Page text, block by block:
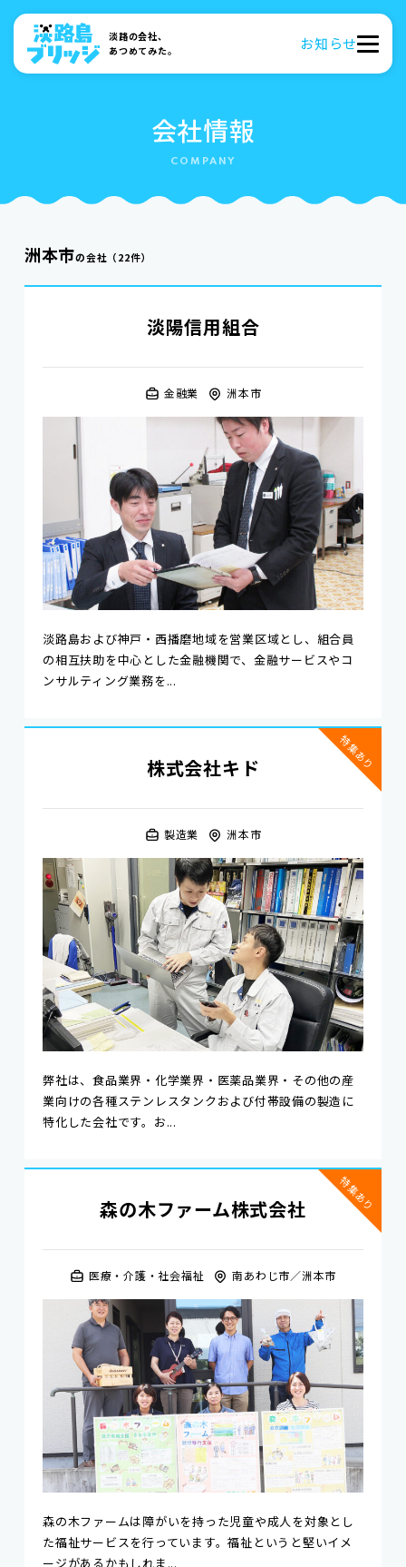
淡路の会社、
あつめてみた。
お知らせ
会社情報
洲本市の会社 （22件）
淡陽信用組合
金融業 洲本市
淡路島および神戸・西播磨地域を営業区域とし、組合員
の相互扶助を中心とした金融機関で、金融サービスやコ
ンサルティング業務を...
株式会社キド
製造業 洲本市
弊社は、食品業界・化学業界・医薬品業界・その他の産
業向けの各種ステンレスタンクおよび付帯設備の製造に
特化した会社です。お...
特集あり
森の木ファーム株式会社
医療・介護・社会福祉 南あわじ市 洲本市
森の木ファームは障がいを持った児童や成人を対象とし
た福祉サービスを行っています。福祉というと堅いイメ
ージがあるかもしれま...
特集あり